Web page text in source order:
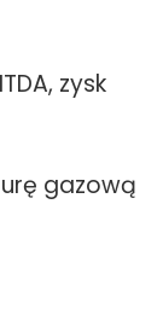
zysk
gazową